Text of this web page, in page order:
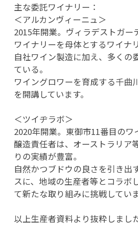
主な委託ワイナリー：
＜アルカンヴィーニュ＞
2015年開業。ヴィラデストガー
ワイナリーを母体とするワイナ
自社ワイン製造に加え、多くの
ている。
ワイングロワーを育成する千曲
を開講しています。
＜ツイヂラボ＞
2020年開業。東御市11番目のワ
醸造責任者は、オーストラリア
りの実績が豊富。
自然かつブドウの良さを引き出
スに、地域の生産者等とコラボ
て新たな取り組みに挑戦していま
以上生産者資料より抜粋しました